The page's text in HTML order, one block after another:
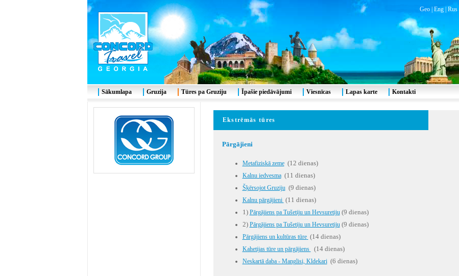
Geo| Eng| Rus|
Ekstrēmās tūres
Pārgājieni
Metafiziskā zeme(12 dienas)
Kalnu iedvesma(11 dienas)
Šķērsojot Gruziju(9 dienas)
Kalnu pārgājieni (11 dienas)
1) Pārgājiens pa Tušetiju un Hevsuretiju(9 dienas)
2) Pārgājiens pa Tušetiju un Hevsuretiju(9 dienas)
Pārgājiens un kultūras tūre (14 dienas)
Kahetijas tūre un pārgājiens (14 dienas)
Neskartā daba - Manglisi, Kldekari (6 dienas)
Sākumlapa Gruzija Tūres pa Gruziju Īpašie piedāvājumi Viesnīcas Lapas karte Kontakti